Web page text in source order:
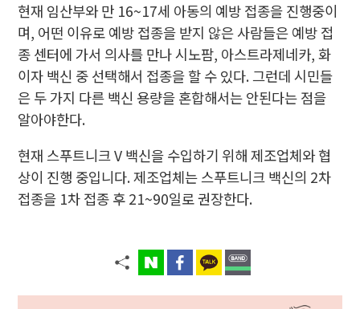
현재 임산부와 만 16~17세 아동의 예방 접종을 진행중이
며, 어떤 이유로 예방 접종을 받지 않은 사람들은 예방 접
종 센터에 가서 의사를 만나 시노팜, 아스트라제네카, 화
이자 백신 중 선택해서 접종을 할 수 있다.그런데 시민들
은 두 가지 다른 백신 용량을 혼합해서는 안된다는 점을
알아야한다.
현재 스푸트니크 V 백신을 수입하기 위해 제조업체와 협
상이 진행 중입니다. 제조업체는 스푸트니크 백신의 2차
접종을 1차 접종 후 21~90일로 권장한다.